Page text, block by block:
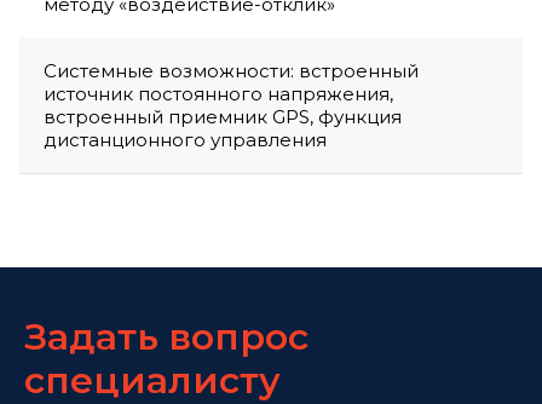
Системные возможности: встроенный
источник постоянного напряжения,
встроенный приемник GPS, функция
дистанционного управления
Задать вопрос
специалисту